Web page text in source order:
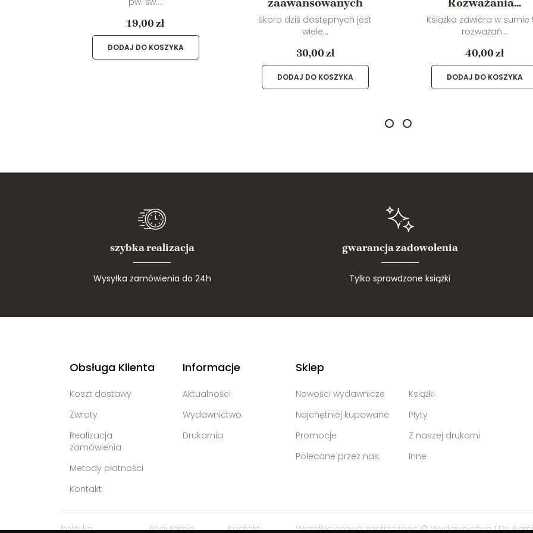
19,00 zł
DODAJ DO KOSZYKA
Skoro dziś dostępnych jest
wiele...
30,00 zł
DODAJ DO KOSZYKA
Książka zawiera w sumie
rozważań...
40,00 zł
DODAJ DO KOSZYKA
szybka realizacja
Wysyłka zamówienia do 24h
gwarancja zadowolenia
Tylko sprawdzone książki
Obsługa Klienta
Koszt dostawy
Zwroty
Realizacja
zamówienia
Metody płatności
Kontakt
Informacje
Aktualności
Wydawnictwo
Drukarnia
Sklep
Nowości wydawnicze
Najchętniej kupowane
Promocje
Polecane przez nas
Książki
Płyty
Z naszej drukarni
Inne
Polityka Regulamin Kontakt Wszelkie prawa zastrzeżone © Wydawnictwo I